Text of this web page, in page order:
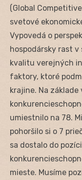
(Global
svetové
Vypovedá o
hospodársky rast
kvalitu verejných
faktory, ktoré
krajine. Na
umiestnilo na 78.
pohoršilo si o 7
sa dostalo do
mieste. Musíme